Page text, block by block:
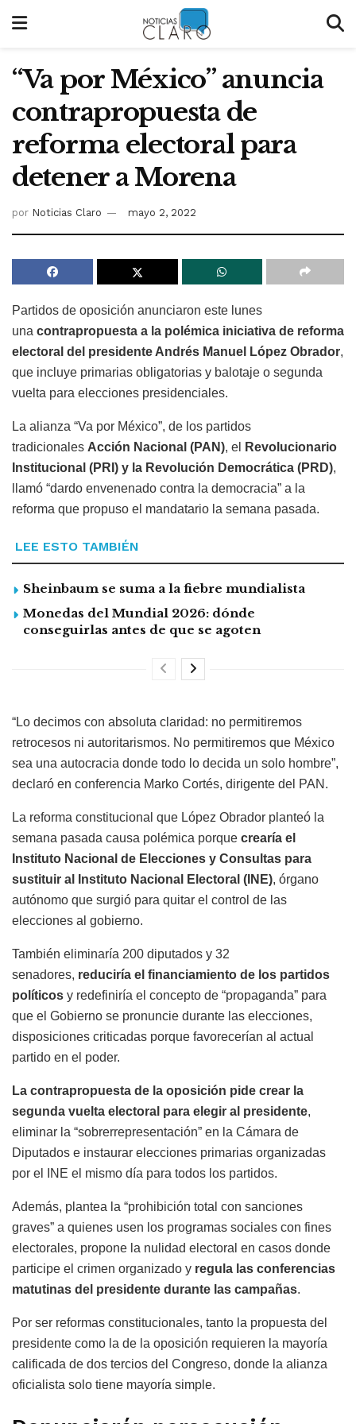
“Va por México” anuncia
contrapropuesta de
reforma electoral para
detener a Morena
por Noticias Claro mayo 2, 2022
Partidos de oposición anunciaron este lunes
una contrapropuesta a la polémica iniciativa de reforma
electoral del presidente Andrés Manuel López Obrador,
que incluye primarias obligatorias y balotaje o segunda
vuelta para elecciones presidenciales.
La alianza “Va por México”, de los partidos
tradicionales Acción Nacional (PAN), el
Revolucionario
Institucional (PRI) y la Revolución Democrática (PRD),
llamó “dardo envenenado contra la democracia” a la
reforma que propuso el mandatario la semana pasada.
LEE ESTO TAMBIÉN
Sheinbaum se suma a la fiebre mundialista
Monedas del Mundial 2026: dónde
conseguirlas antes de que se agoten
“Lo decimos con absoluta claridad: no permitiremos
retrocesos ni autoritarismos. No permitiremos que México
sea una autocracia donde todo lo decida un solo hombre”,
declaró en conferencia Marko Cortés, dirigente del PAN.
La reforma constitucional que López Obrador planteó la
semana pasada causa polémica porque crearía el
Instituto Nacional de Elecciones y Consultas para
sustituir al Instituto Nacional Electoral (INE), órgano
autónomo que surgió para quitar el control de las
elecciones al gobierno.
También eliminaría 200 diputados y 32
senadores, reduciría el financiamiento de los partidos
políticos y redefiniría el concepto de “propaganda” para
que el Gobierno se pronuncie durante las elecciones,
disposiciones criticadas porque favorecerían al actual
partido en el poder.
La contrapropuesta de la oposición pide crear la
segunda vuelta electoral para elegir al presidente,
eliminar la “sobrerrepresentación” en la Cámara de
Diputados e instaurar elecciones primarias organizadas
por el INE el mismo día para todos los partidos.
Además, plantea la “prohibición total con sanciones
graves” a quienes usen los programas sociales con fines
electorales, propone la nulidad electoral en casos donde
participe el crimen organizado y regula las conferencias
matutinas del presidente durante las campañas.
Por ser reformas constitucionales, tanto la propuesta del
presidente como la de la oposición requieren la mayoría
calificada de dos tercios del Congreso, donde la alianza
oficialista solo tiene mayoría simple.